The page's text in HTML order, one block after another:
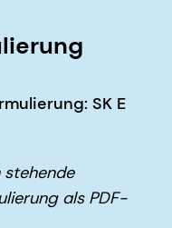
SK E
stehende
als PDF-